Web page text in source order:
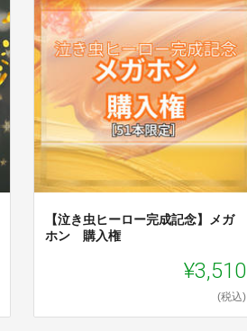
【泣き虫ヒーロー完成記念】メガ
ホン 購入権
¥3,510
(税込)